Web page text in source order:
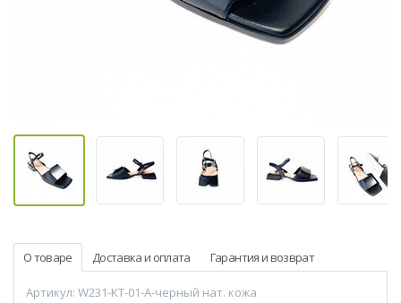
О товаре Доставка и оплата Гарантия и возврат
Артикул: W231-KT-01-A-черный нат. кожа